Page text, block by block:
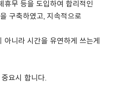
휴무 등을 도입하여 합리적인
구축하였고, 지속적으로
니라 시간을 유연하게 쓰는게
요시 합니다.